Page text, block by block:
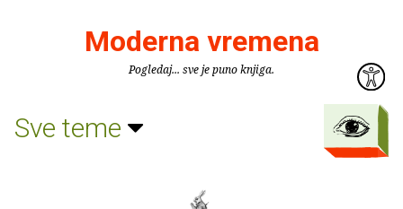
Moderna vremena
Pogledaj... sve je puno knjiga.
Sve teme